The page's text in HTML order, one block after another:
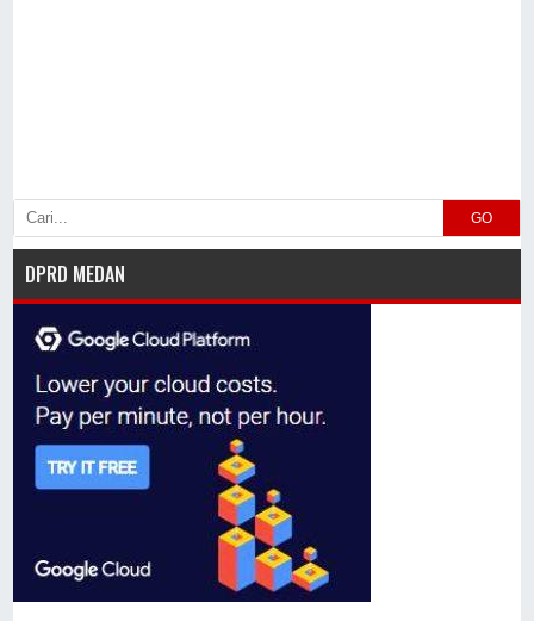
GO
DPRD MEDAN